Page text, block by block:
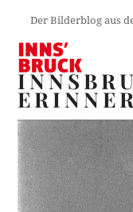
Der Bilderblog aus